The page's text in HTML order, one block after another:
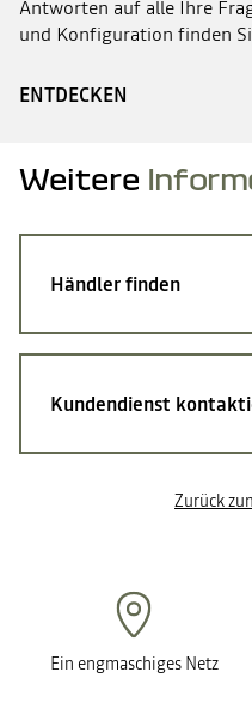
Antworten auf alle Ihre
und Konfiguration finden
ENTDECKEN
Weitere
Händler finden
Kundendienst
Zurück
Ein engmaschiges Netz